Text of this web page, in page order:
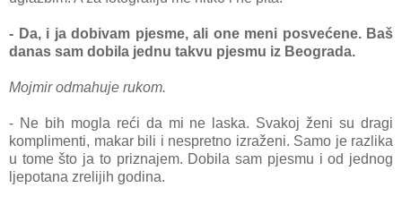
- Da, i ja dobivam pjesme, ali one meni posvećene. Baš
danas sam dobila jednu takvu pjesmu iz Beograda.
Mojmir odmahuje rukom.
- Ne bih mogla reći da mi ne laska. Svakoj ženi su dragi
komplimenti, makar bili i nespretno izraženi. Samo je razlika
u tome što ja to priznajem. Dobila sam pjesmu i od jednog
ljepotana zrelijih godina.